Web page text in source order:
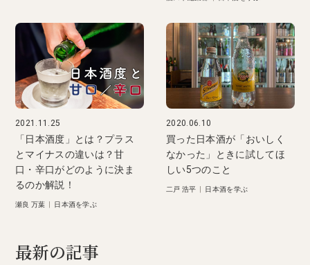
2021.11.25
「日本酒度」とは？プラス
とマイナスの違いは？甘
口・辛口がどのように決ま
るのか解説！
瀬良 万葉 日本酒を学ぶ
2020.06.10
買った日本酒が「おいしく
なかった」ときに試してほ
しい5つのこと
二戸 浩平 日本酒を学ぶ
最新の記事